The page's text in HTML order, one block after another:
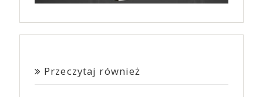
Przeczytaj również